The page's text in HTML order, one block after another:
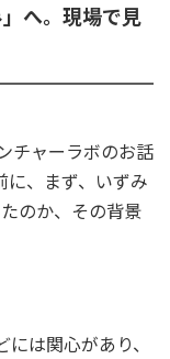
へ。現場で見
チャーラボのお話
に、まず、いずみ
のか、その背景
は関心があり、